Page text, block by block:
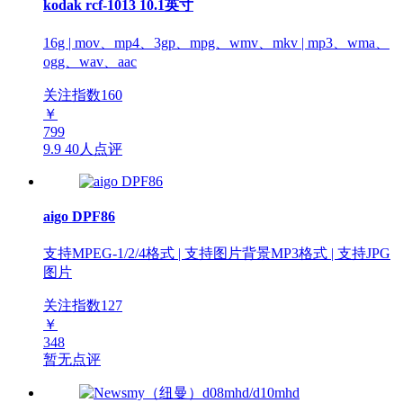
kodak rcf-1013 10.1英寸
16g | mov、mp4、3gp、mpg、wmv、mkv | mp3、wma、
ogg、wav、aac
关注指数160
￥
799
9.9 40人点评
aigo DPF86
支持MPEG-1/2/4格式 | 支持图片背景MP3格式 | 支持JPG
图片
关注指数127
￥
348
暂无点评